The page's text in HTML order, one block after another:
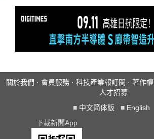
關於我們 · 會員服務 · 科技產業報訂閱 · 著作權
人才招募
■ 中文简体版 ■ English
下載新聞App